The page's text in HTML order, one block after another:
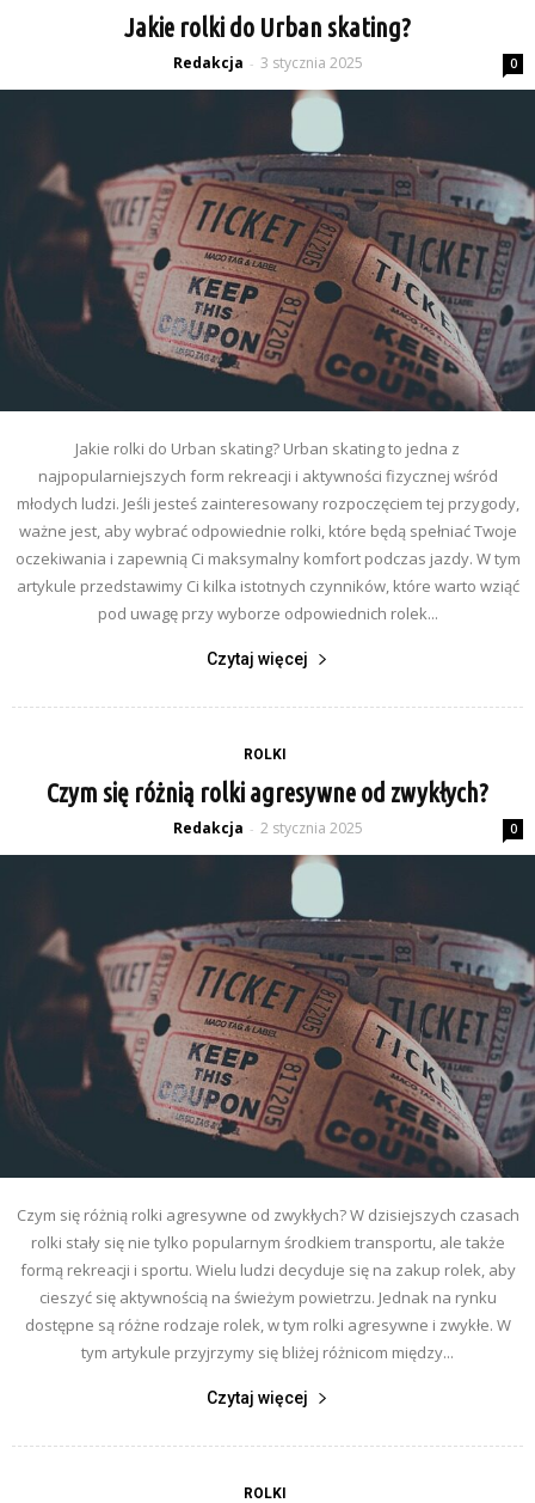
Jakie rolki do Urban skating?
Redakcja - 3 stycznia 2025 0
Jakie rolki do Urban skating? Urban skating to jedna z
najpopularniejszych form rekreacji i aktywności fizycznej wśród
młodych ludzi. Jeśli jesteś zainteresowany rozpoczęciem tej przygody,
ważne jest, aby wybrać odpowiednie rolki, które będą spełniać Twoje
oczekiwania i zapewnią Ci maksymalny komfort podczas jazdy. W tym
artykule przedstawimy Ci kilka istotnych czynników, które warto wziąć
pod uwagę przy wyborze odpowiednich rolek...
Czytaj więcej
ROLKI
Czym się różnią rolki agresywne od zwykłych?
Redakcja - 2 stycznia 2025 0
Czym się różnią rolki agresywne od zwykłych? W dzisiejszych czasach
rolki stały się nie tylko popularnym środkiem transportu, ale także
formą rekreacji i sportu. Wielu ludzi decyduje się na zakup rolek, aby
cieszyć się aktywnością na świeżym powietrzu. Jednak na rynku
dostępne są różne rodzaje rolek, w tym rolki agresywne i zwykłe. W
tym artykule przyjrzymy się bliżej różnicom między...
Czytaj więcej
ROLKI